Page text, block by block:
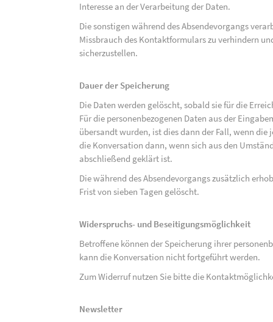
Interesse an der Verarbeitung der Daten.
Die sonstigen während des Absendevorgangs
Missbrauch des Kontaktformulars zu verhindern
sicherzustellen.
Dauer der Speicherung
Die Daten werden gelöscht, sobald sie für die
Für die personenbezogenen Daten aus der
übersandt wurden, ist dies dann der Fall, wenn
die Konversation dann, wenn sich aus den
abschließend geklärt ist.
Die während des Absendevorgangs zusätzlich
Frist von sieben Tagen gelöscht.
Widerspruchs- und Beseitigungsmöglichkeit
Betroffene können der Speicherung ihrer
kann die Konversation nicht fortgeführt werden.
Zum Widerruf nutzen Sie bitte die
Newsletter